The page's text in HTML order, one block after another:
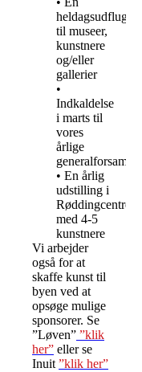
heldagsudflugt
til museer,
kunstnere
og/eller
gallerier
•
Indkaldelse
i marts til
vores
årlige
generalforsamling
• En årlig
udstilling i
Røddingcentret
med 4-5
kunstnere
Vi arbejder
også for at
skaffe kunst til
byen ved at
opsøge mulige
sponsorer. Se
”Løven” ”klik
her” eller se
Inuit ”klik her”